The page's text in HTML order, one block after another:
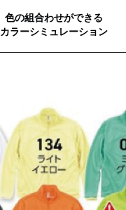
色の組合わせができる
カラーシミュレーション